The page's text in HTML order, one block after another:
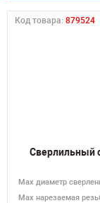
Код товара: 879524
Сверлильный
Мах диаметр
Мах нарезаемая